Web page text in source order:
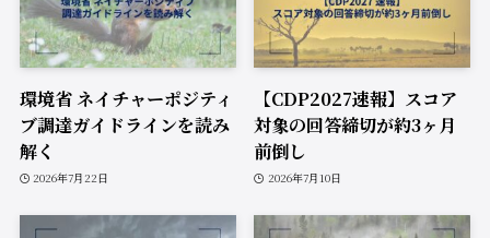
環境省 ネイチャーポジティ
ブ調達ガイドラインを読み
解く
2026年7月22日
【CDP2027速報】スコア
対象の回答締切が約3ヶ月
前倒し
2026年7月10日